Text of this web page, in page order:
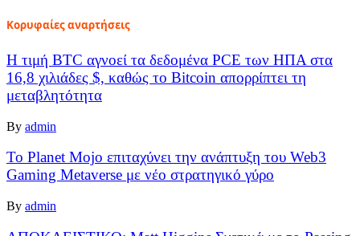
Κορυφαίες αναρτήσεις
Η τιμή BTC αγνοεί τα δεδομένα PCE των ΗΠΑ στα
16,8 χιλιάδες $, καθώς το Bitcoin απορρίπτει τη
μεταβλητότητα
By admin
Το Planet Mojo επιταχύνει την ανάπτυξη του Web3
Gaming Metaverse με νέο στρατηγικό γύρο
By admin